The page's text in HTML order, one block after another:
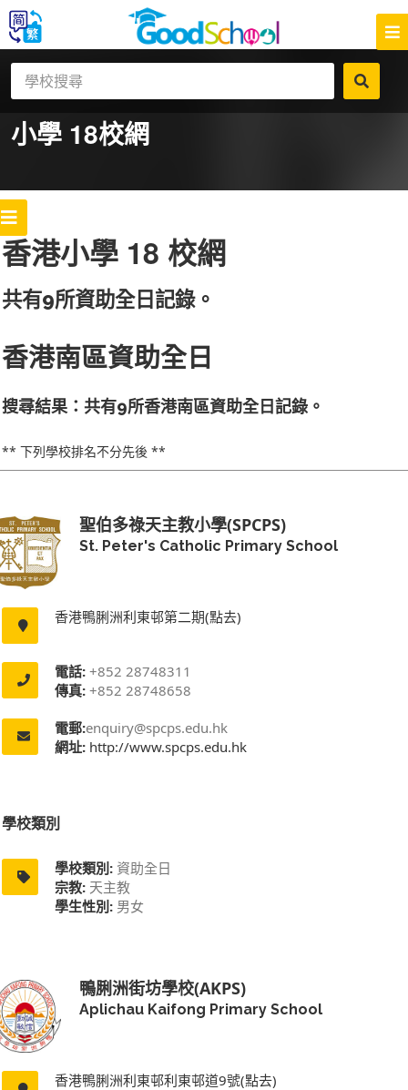
小學 18校網
香港小學 18 校網
共有9所資助全日記錄。
香港南區資助全日
搜尋結果：共有9所香港南區資助全日記錄。
** 下列學校排名不分先後 **
聖伯多祿天主教小學(SPCPS)
St. Peter's Catholic Primary School
香港鴨脷洲利東邨第二期(點去)
電話: +852 28748311
傳真: +852 28748658
電郵:enquiry@spcps.edu.hk
網址: http://www.spcps.edu.hk
學校類別
學校類別: 資助全日
宗教: 天主教
學生性別: 男女
鴨脷洲街坊學校(AKPS)
Aplichau Kaifong Primary School
香港鴨脷洲利東邨利東邨道9號(點去)